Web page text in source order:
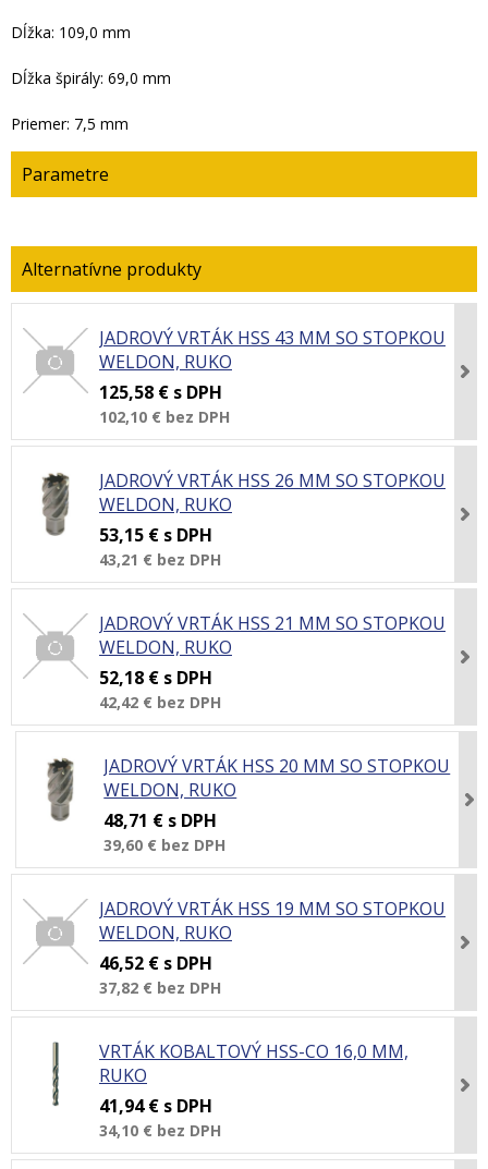
Dĺžka: 109,0 mm
Dĺžka špirály: 69,0 mm
Priemer: 7,5 mm
Parametre
JADROVÝ VRTÁK HSS 43 MM SO STOPKOU
WELDON, RUKO
125,58 € s DPH
102,10 € bez DPH
JADROVÝ VRTÁK HSS 26 MM SO STOPKOU
WELDON, RUKO
53,15 € s DPH
43,21 € bez DPH
JADROVÝ VRTÁK HSS 21 MM SO STOPKOU
WELDON, RUKO
52,18 € s DPH
42,42 € bez DPH
JADROVÝ VRTÁK HSS 20 MM SO STOPKOU
WELDON, RUKO
48,71 € s DPH
39,60 € bez DPH
JADROVÝ VRTÁK HSS 19 MM SO STOPKOU
WELDON, RUKO
46,52 € s DPH
37,82 € bez DPH
VRTÁK KOBALTOVÝ HSS-CO 16,0 MM,
RUKO
41,94 € s DPH
34,10 € bez DPH